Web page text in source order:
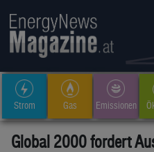
Strom Gas Emissionen
Global 2000 fordert